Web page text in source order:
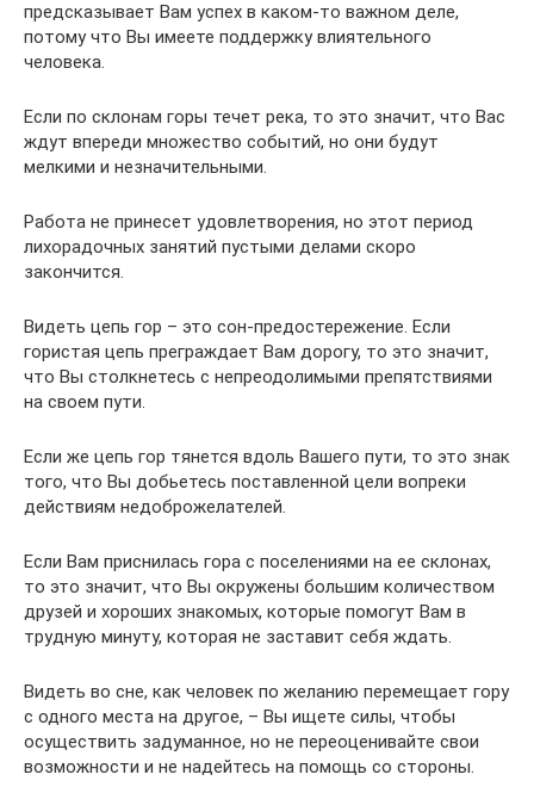
предсказывает Вам успех в каком-то важном деле,
потому что Вы имеете поддержку влиятельного
человека.
Если по склонам горы течет река, то это значит, что Вас
ждут впереди множество событий, но они будут
мелкими и незначительными.
Работа не принесет удовлетворения, но этот период
лихорадочных занятий пустыми делами скоро
закончится.
Видеть цепь гор – это сон-предостережение. Если
гористая цепь преграждает Вам дорогу, то это значит,
что Вы столкнетесь с непреодолимыми препятствиями
на своем пути.
Если же цепь гор тянется вдоль Вашего пути, то это знак
того, что Вы добьетесь поставленной цели вопреки
действиям недоброжелателей.
Если Вам приснилась гора с поселениями на ее склонах,
то это значит, что Вы окружены большим количеством
друзей и хороших знакомых, которые помогут Вам в
трудную минуту, которая не заставит себя ждать.
Видеть во сне, как человек по желанию перемещает гору
с одного места на другое, – Вы ищете силы, чтобы
осуществить задуманное, но не переоценивайте свои
возможности и не надейтесь на помощь со стороны.